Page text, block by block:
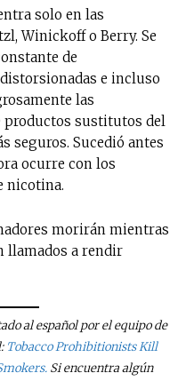
solo en las
Winickoff o Berry. Se
de
e incluso
las
productos sustitutos del
seguros. Sucedió antes
ocurre con los
nicotina.
morirán mientras
llamados a rendir
al español por el equipo de
Tobacco Prohibitionists Kill
Si encuentra algún